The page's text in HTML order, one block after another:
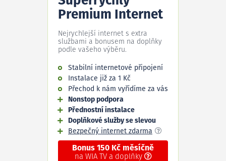
Premium Internet
Nejrychlejší internet s extra
službami a bonusem na doplňky
podle vašeho výběru.
Stabilní internetové připojení
Instalace již za 1 Kč
Přechod k nám vyřídíme za vás
Nonstop podpora
Přednostní instalace
Doplňkové služby se slevou
Bezpečný internet zdarma
Bonus 150 Kč měsíčně
na WIA TV a doplňky